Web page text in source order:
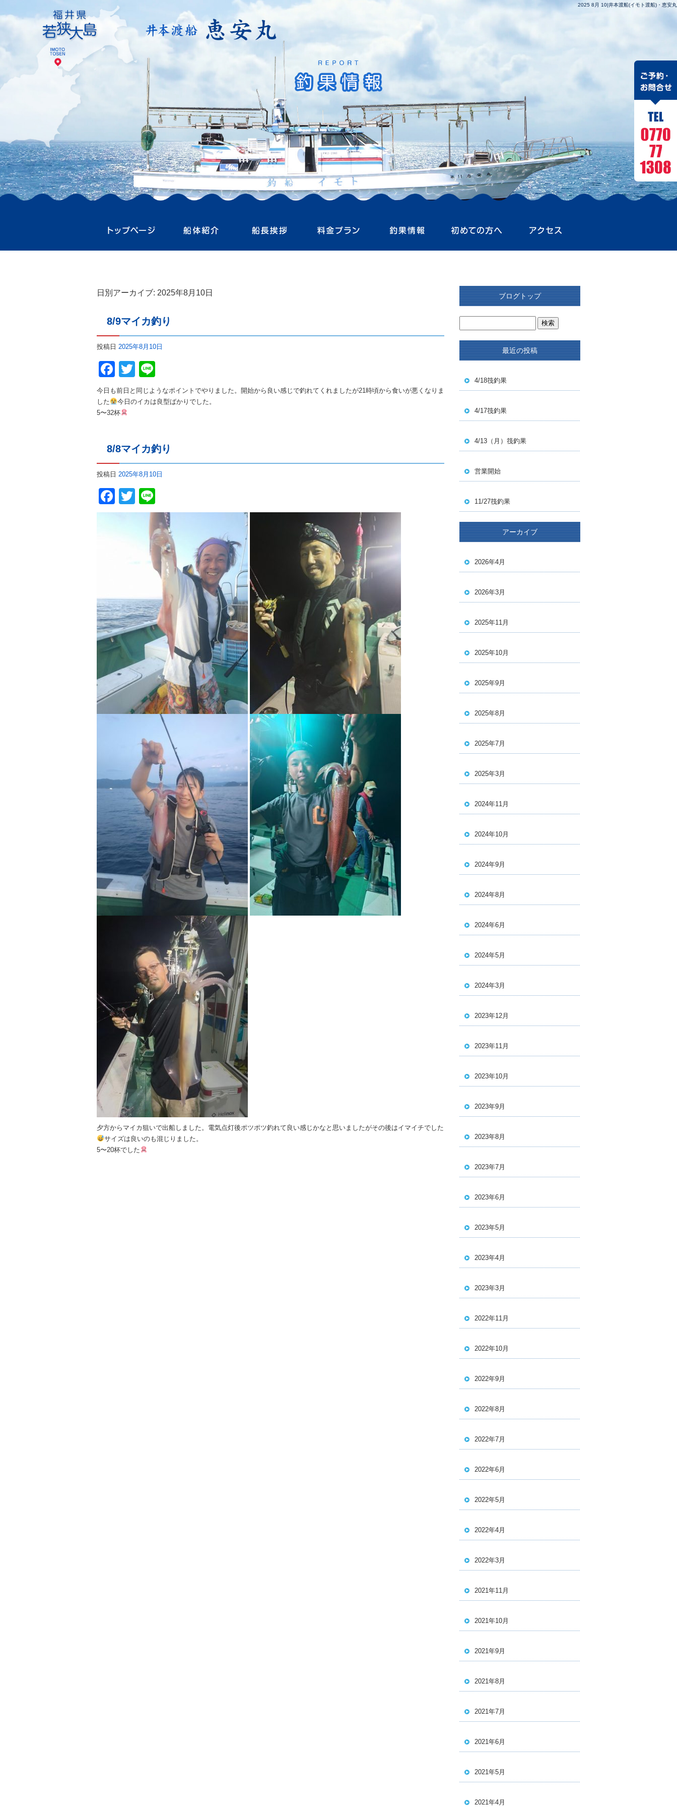
2025 8月 10|井本渡船(イモト渡船)・恵安丸
日別アーカイブ: 2025年8月10日
8/9マイカ釣り
投稿日 2025年8月10日
Facebook
Twitter
今日も前日と同じようなポイントでやりました。開始から良い感じで釣れてくれましたが21時頃から食いが悪くなりま
した
今日のイカは良型ばかりでした。
5〜32杯
8/8マイカ釣り
投稿日 2025年8月10日
Facebook
Twitter
夕方からマイカ狙いで出船しました。電気点灯後ポツポツ釣れて良い感じかなと思いましたがその後はイマイチでした
サイズは良いのも混じりました。
5〜20杯でした
ブログトップ
最近の投稿
4/18筏釣果
4/17筏釣果
4/13（月）筏釣果
営業開始
11/27筏釣果
アーカイブ
2026年4月
2026年3月
2025年11月
2025年10月
2025年9月
2025年8月
2025年7月
2025年3月
2024年11月
2024年10月
2024年9月
2024年8月
2024年6月
2024年5月
2024年3月
2023年12月
2023年11月
2023年10月
2023年9月
2023年8月
2023年7月
2023年6月
2023年5月
2023年4月
2023年3月
2022年11月
2022年10月
2022年9月
2022年8月
2022年7月
2022年6月
2022年5月
2022年4月
2022年3月
2021年11月
2021年10月
2021年9月
2021年8月
2021年7月
2021年6月
2021年5月
2021年4月